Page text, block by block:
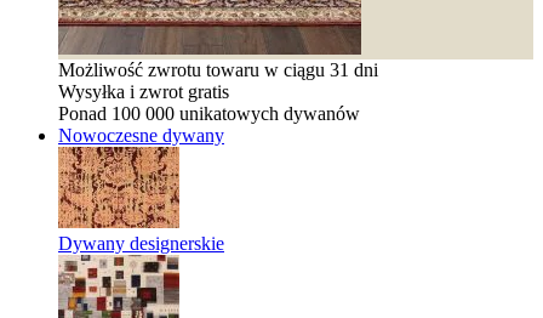
Możliwość zwrotu towaru w ciągu 31 dni
Wysyłka i zwrot gratis
Ponad 100 000 unikatowych dywanów
Nowoczesne dywany
Dywany designerskie